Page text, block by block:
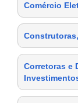
Comércio
Corretoras e